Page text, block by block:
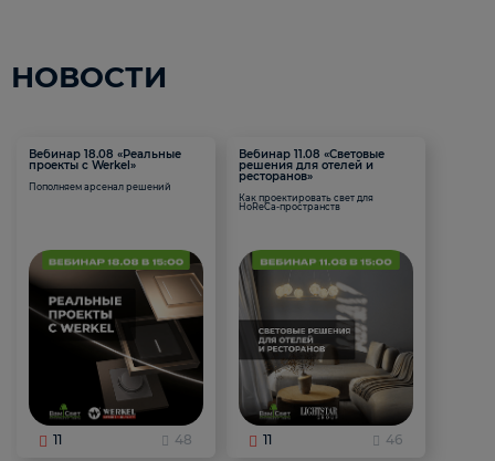
НОВОСТИ
Вебинар 18.08 «Реальные
проекты с Werkel»
Пополняем арсенал решений
11 48
Вебинар 11.08 «Световые
решения для отелей и
ресторанов»
Как проектировать свет для
HoReCa-пространств
11 46